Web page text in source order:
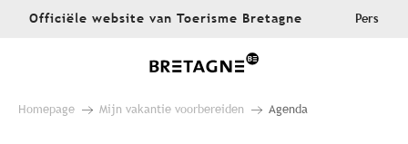
AllerOfficiële website van Toerisme Bretagne Pers
Homepage Mijn vakantie voorbereiden Agenda